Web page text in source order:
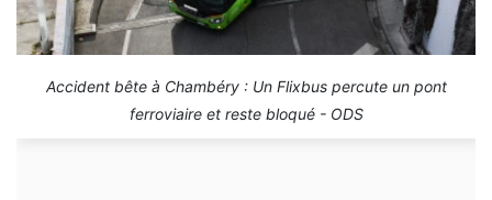
Accident bête à Chambéry : Un Flixbus percute un pont
ferroviaire et reste bloqué - ODS